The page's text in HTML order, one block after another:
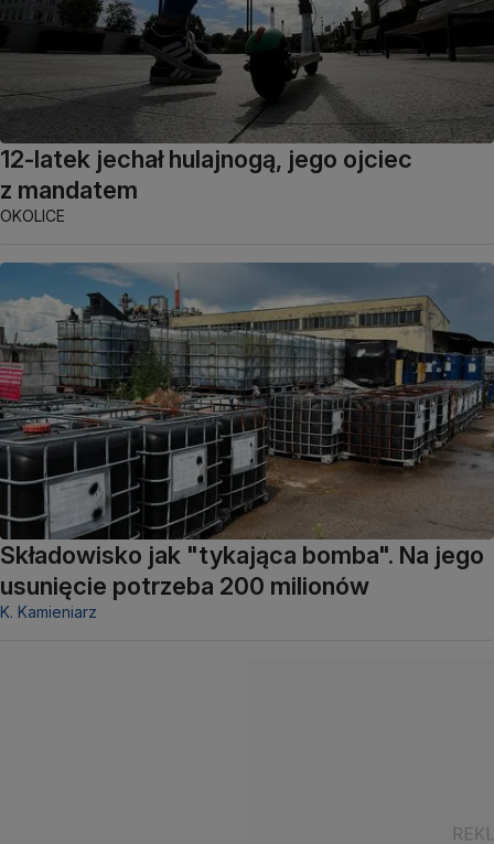
12-latek jechał hulajnogą, jego ojciec
z mandatem
OKOLICE
Składowisko jak "tykająca bomba". Na jego
usunięcie potrzeba 200 milionów
K. Kamieniarz